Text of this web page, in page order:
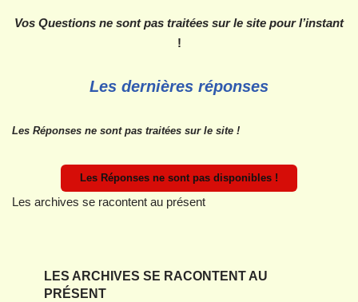
Vos Questions ne sont pas traitées sur le site pour l’instant
!
Les dernières réponses
Les Réponses ne sont pas traitées sur le site !
Les Réponses ne sont pas disponibles !
Les archives se racontent au présent
LES ARCHIVES SE RACONTENT AU
PRÉSENT